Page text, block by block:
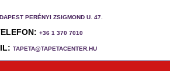
PERÉNYI ZSIGMOND U. 47.
+36 1 370 7010
TAPETA@TAPETACENTER.HU